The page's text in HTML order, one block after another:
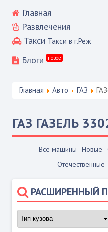
Главная
Развлечения
Такси Такси в г.Реж
Блоги
новое
Главная Авто ГАЗ
ГАЗ ГАЗЕЛЬ
Все машины Новые
Отечественные
РАСШИРЕННЫЙ